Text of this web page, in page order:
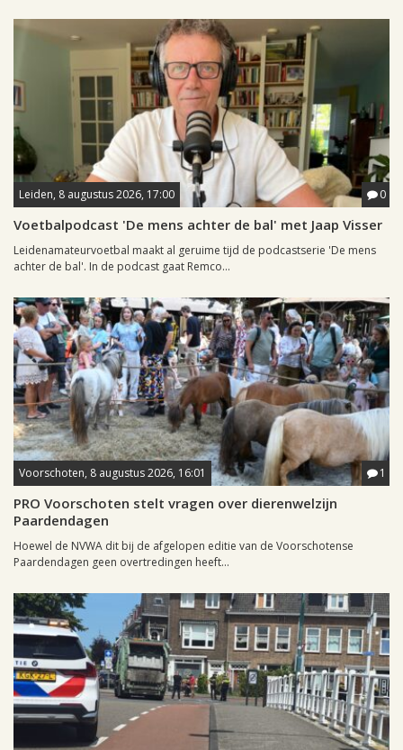
Leiden, 8 augustus 2026, 17:00 0
Voetbalpodcast 'De mens achter de bal' met Jaap Visser
Leidenamateurvoetbal maakt al geruime tijd de podcastserie 'De mens
achter de bal'. In de podcast gaat Remco...
Voorschoten, 8 augustus 2026, 16:01 1
PRO Voorschoten stelt vragen over dierenwelzijn
Paardendagen
Hoewel de NVWA dit bij de afgelopen editie van de Voorschotense
Paardendagen geen overtredingen heeft...